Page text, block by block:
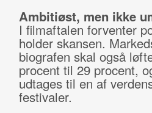
Ambitiøst, men ikke
I filmaftalen forventer
holder skansen.
biografen skal også
procent til 29 procent,
udtages til en af
festivaler.